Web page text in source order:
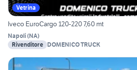
Vetrina
Iveco EuroCargo 120-220 7,60 mt
Napoli(NA)
Rivenditore DOMENICO TRUCK